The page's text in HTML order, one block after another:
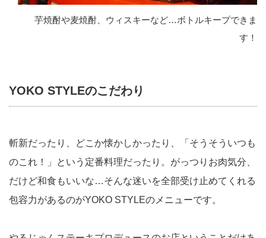
芋焼酎や麦焼酎、ウィスキーなど…ボトルキープできま
す！
YOKO STYLEのこだわり
斬新だったり、どこか懐かしかったり、「そうそういつも
のこれ！」という定番料理だったり。がっつりお肉気分、
だけど和食もいいな…そんな迷いを全部受け止めてくれる
包容力があるのがYOKO STYLEのメニューです。